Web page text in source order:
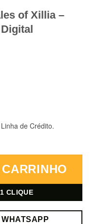
of Xillia –
de Crédito.
CLIQUE